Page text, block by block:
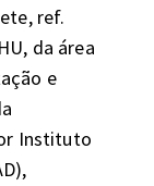
ref.
da área
e
Instituto